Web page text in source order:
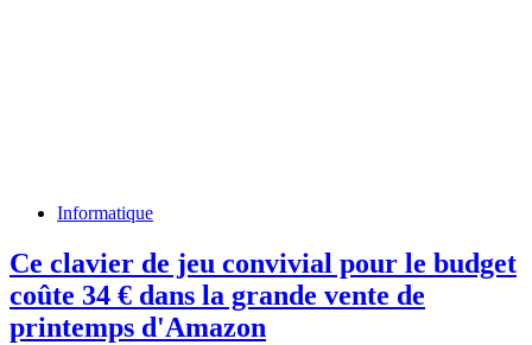
Informatique
Ce clavier de jeu convivial pour le budget
coûte 34 € dans la grande vente de
printemps d'Amazon